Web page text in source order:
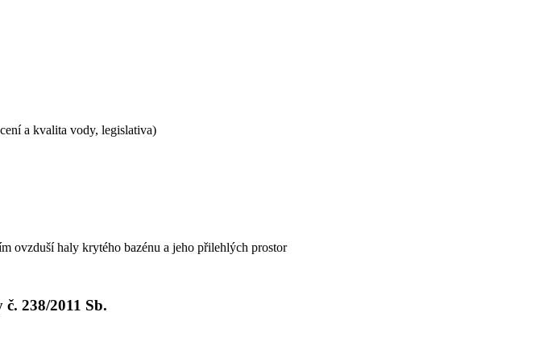
a kvalita vody, legislativa)
ovzduší haly krytého bazénu a jeho přilehlých prostor
238/2011 Sb.